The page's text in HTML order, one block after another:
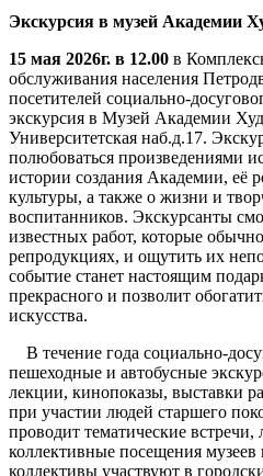
Экскурсия в музей Академии
15 мая 2026г. в 12.00 в
обслуживания населения
посетителей социально-
экскурсия в Музей Академии
Университетская наб.д.17.
полюбоваться произведениями
истории создания Академии, её
культуры, а также о жизни и
воспитанников. Экскурсанты
известных работ, которые
репродукциях, и ощутить их
событие станет настоящим
прекрасного и позволит
искусства.
В течение года социально-
пешеходные и автобусные
лекции, кинопоказы, выставки
при участии людей старшего
проводит тематические встречи,
коллективные посещения музеев
коллективы участвуют в